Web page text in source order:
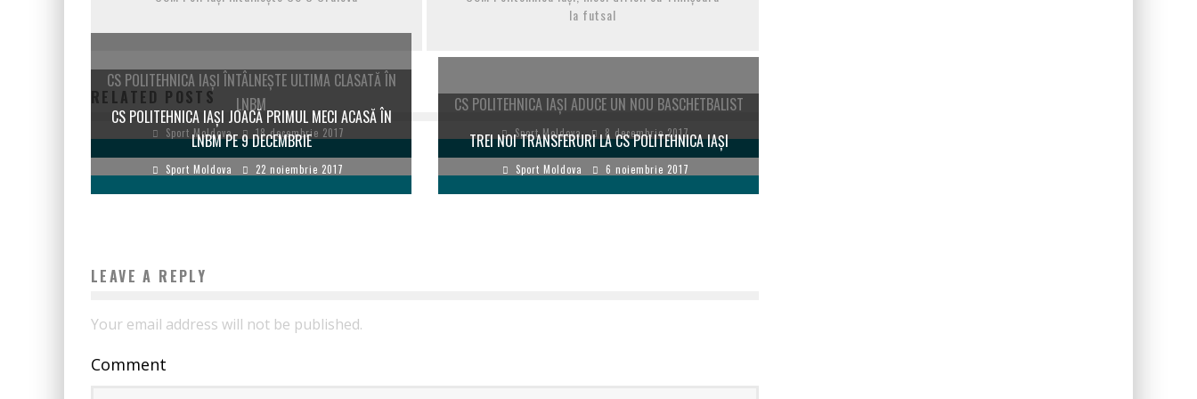
la futsal
RELATED POSTS
CS POLITEHNICA IAȘI ÎNTÂLNEȘTE ULTIMA CLASATĂ ÎN
LNBM
Sport Moldova 18 decembrie 2017
CS POLITEHNICA IAȘI ADUCE UN NOU BASCHETBALIST
Sport Moldova 8 decembrie 2017
CS POLITEHNICA IAȘI JOACĂ PRIMUL MECI ACASĂ ÎN
LNBM PE 9 DECEMBRIE
Sport Moldova 22 noiembrie 2017
TREI NOI TRANSFERURI LA CS POLITEHNICA IAȘI
Sport Moldova 6 noiembrie 2017
LEAVE A REPLY
Your email address will not be published.
Comment